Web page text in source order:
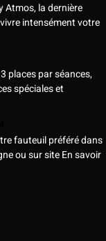
Atmos, la dernière
intensément votre
places par séances,
spéciales et
fauteuil préféré dans
ou sur siteEn savoir